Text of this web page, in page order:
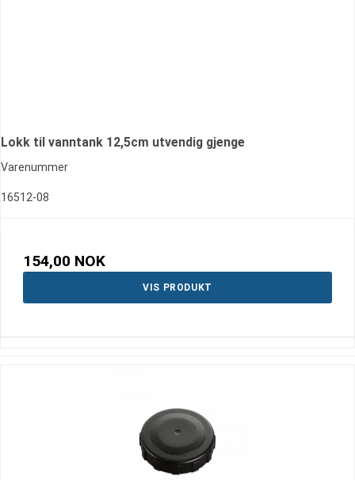
Lokk til vanntank 12,5cm utvendig gjenge
Varenummer
16512-08
154,00 NOK
VIS PRODUKT